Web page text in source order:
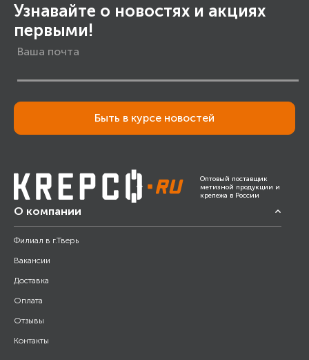
Узнавайте о новостях и акциях
первыми!
Быть в курсе новостей
Оптовый поставщик
метизной продукции и
крепежа в России
О компании
Филиал в г.Тверь
Вакансии
Доставка
Оплата
Отзывы
Контакты